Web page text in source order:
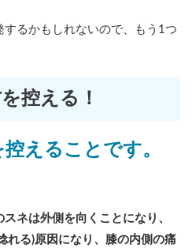
るかもしれないので、もう1つ
控える！
えることです。
ネは外側を向くことになり、
れる)原因になり、膝の内側の痛